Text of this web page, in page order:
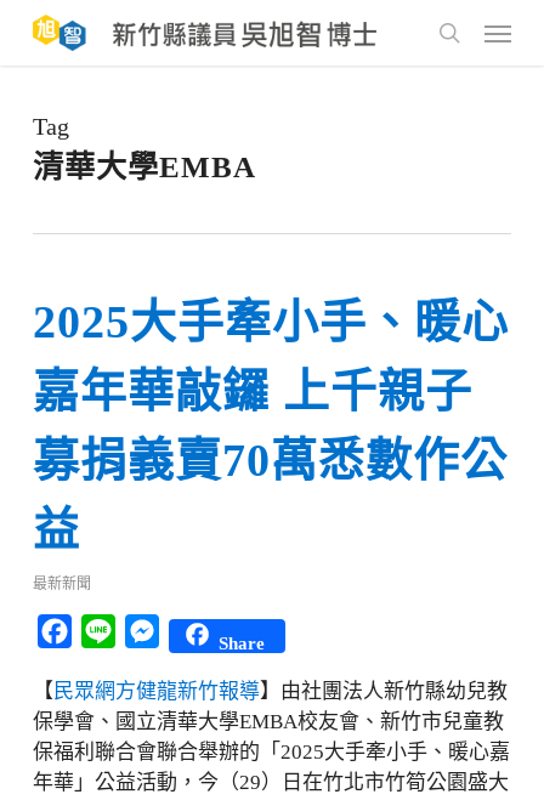
main
Menu
Tag
清華大學EMBA
2025大手牽小手、暖心
嘉年華敲鑼 上千親子
募捐義賣70萬悉數作公
益
最新新聞
Facebook
Line Messenger
Share
【民眾網方健龍新竹報導】由社團法人新竹縣幼兒教
保學會、國立清華大學EMBA校友會、新竹市兒童教
保福利聯合會聯合舉辦的「2025大手牽小手、暖心嘉
年華」公益活動，今（29）日在竹北市竹筍公園盛大